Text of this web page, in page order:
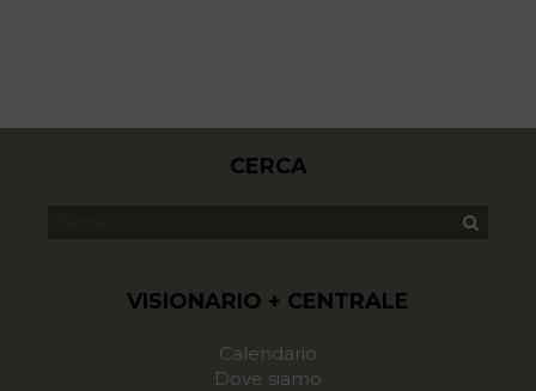
CERCA
VISIONARIO + CENTRALE
Calendario
Dove siamo